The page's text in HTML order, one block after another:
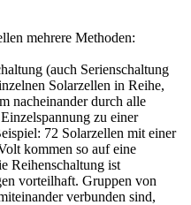
mehrere Methoden:
(auch Serienschaltung
Solarzellen in Reihe,
nacheinander durch alle
zu einer
72 Solarzellen mit einer
kommen so auf eine
Reihenschaltung ist
vorteilhaft. Gruppen von
verbunden sind,